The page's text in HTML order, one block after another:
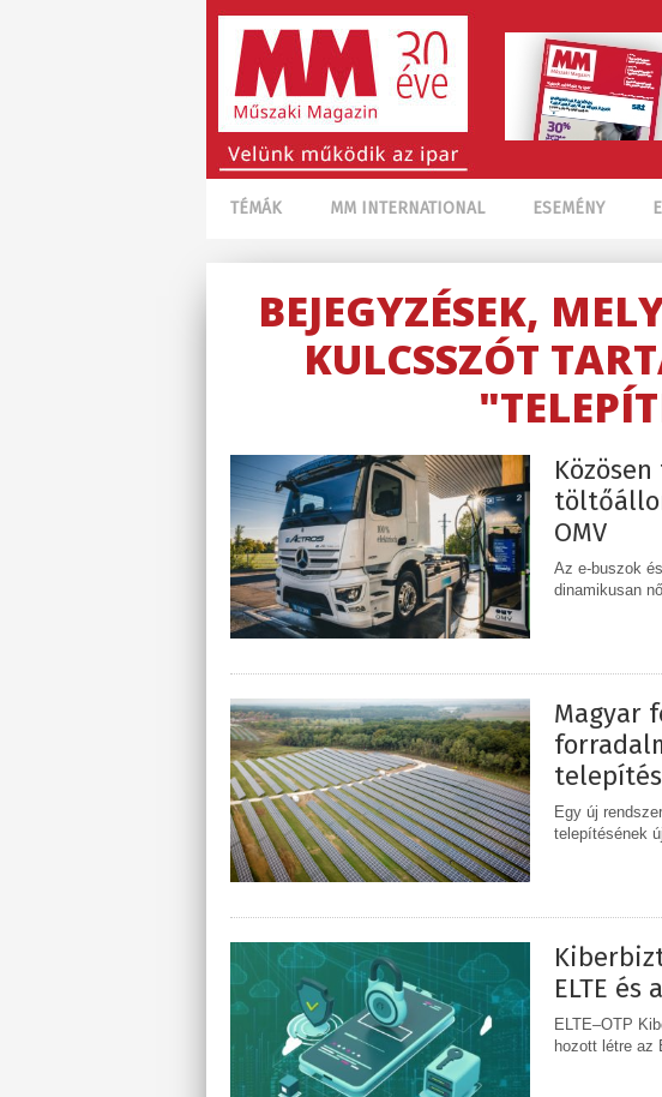
TÉMÁK MM INTERNATIONAL ESEMÉNY
BEJEGYZÉSEK,
KULCSSZÓT
OMV
Az e-buszok
dinamikusan
Magyar
Egy új
telepítésének
ELTE és
ELTE–OTP
hozott létre az